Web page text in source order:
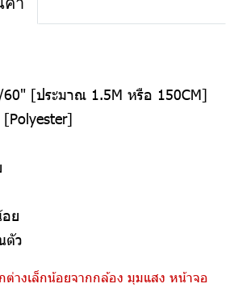
[ประมาณ 1.5M หรือ 150CM]
ย
ตัว
ต่างเล็กน้อยจากกล้อง มุมแสง หน้าจอ